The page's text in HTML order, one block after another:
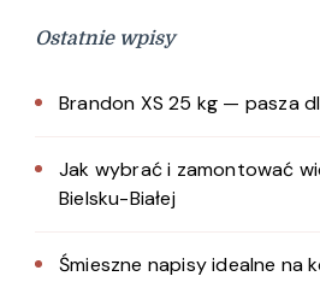
Ostatnie wpisy
Brandon XS 25 kg — pasza
Jak wybrać i zamontować
Bielsku-Białej
Śmieszne napisy idealne na